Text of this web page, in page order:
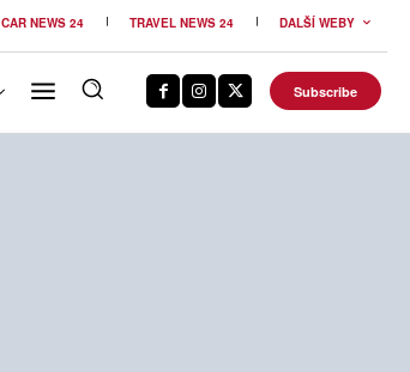
CAR NEWS 24 TRAVEL NEWS 24 DALŠÍ WEBY
Subscribe